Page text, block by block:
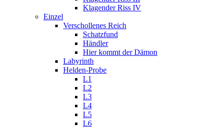
Klagender Riss IV
Einzel
Verschollenes Reich
Schatzfund
Händler
Hier kommt der Dämon
Labyrinth
Helden-Probe
L1
L2
L3
L4
L5
L6